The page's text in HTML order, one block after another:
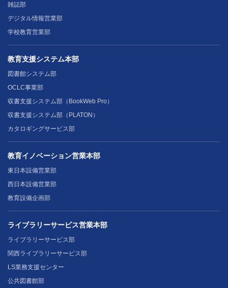
雑誌部
デジタル情報営業部
学校教育営業部
教育支援システム本部
図書館システム部
OCLC事業部
収書支援システム部（BookWeb Pro）
収書支援システム部（PLATON）
カタロギングサービス部
教育イノベーション営業本部
東日本設備営業部
西日本設備営業部
教育設備企画部
ライブラリーサービス営業本部
ライブラリーサービス部
関西ライブラリーサービス部
LS業務支援センター
公共図書館部